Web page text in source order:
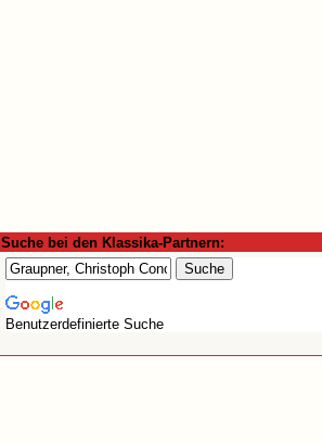
Suche bei den Klassika-Partnern:
Benutzerdefinierte Suche